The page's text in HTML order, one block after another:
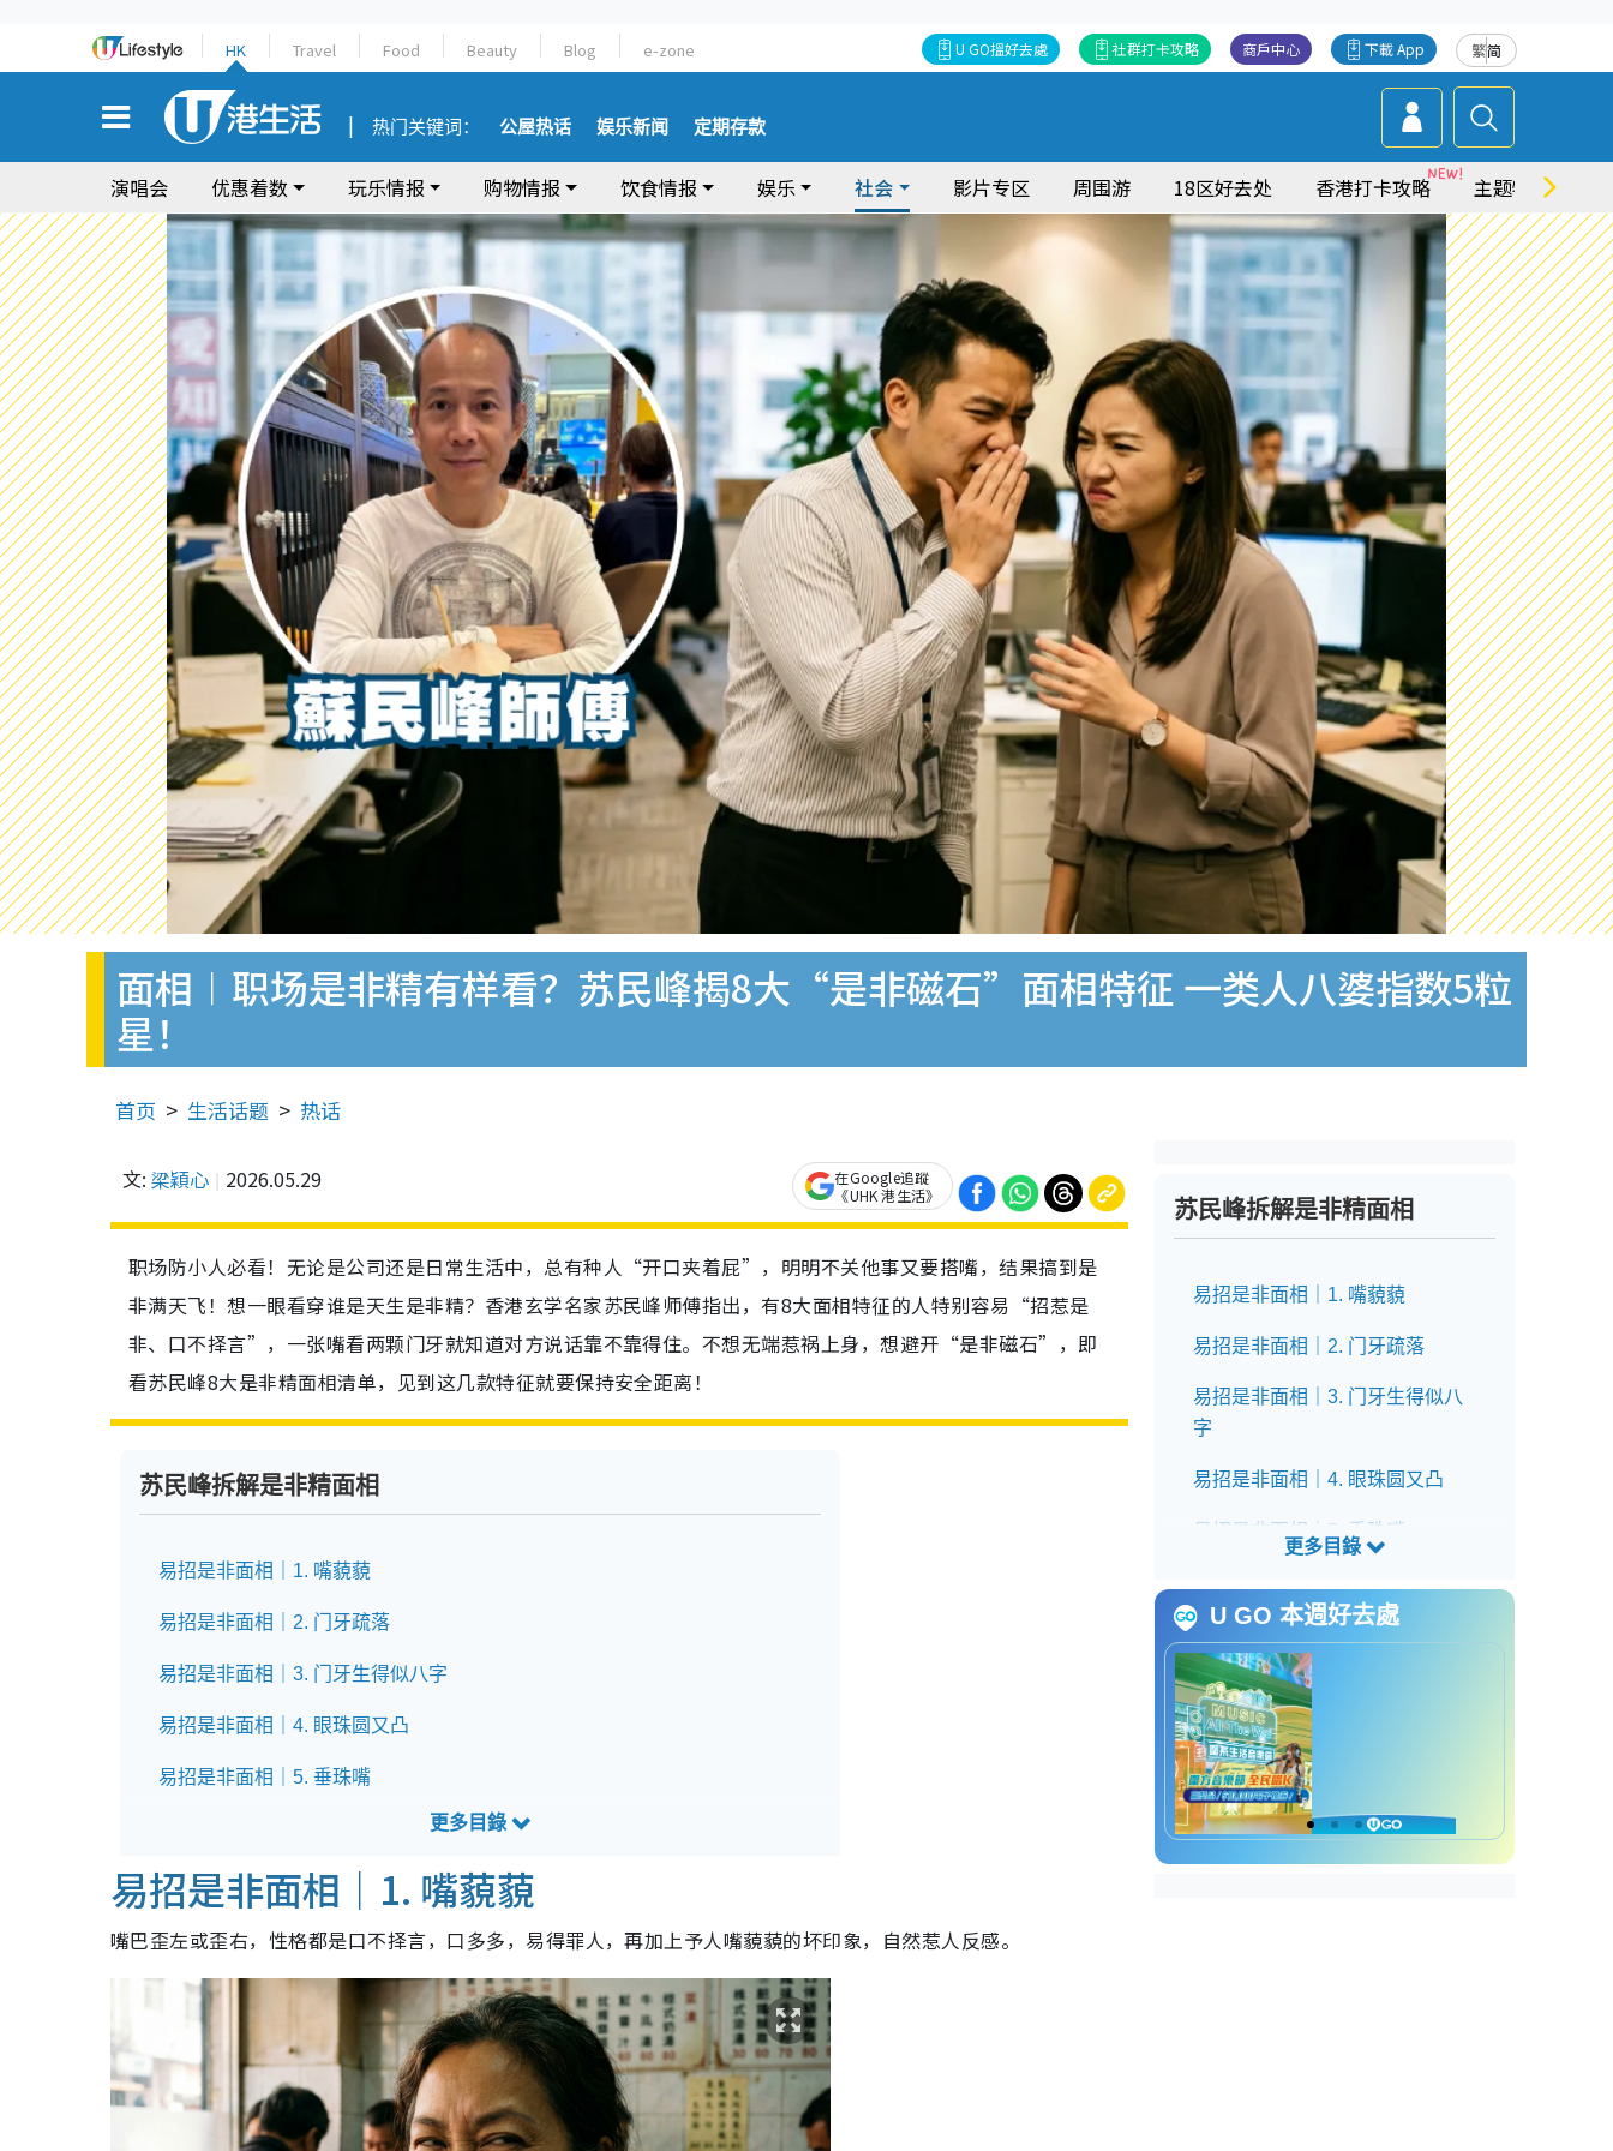
HK Travel Food Beauty Blog e-zone 繁简
下載 App
商戶中心
社群打卡攻略
U GO搵好去處
热门关键词： 公屋热话 娱乐新闻 定期存款
演唱会 优惠着数 玩乐情报 购物情报 饮食情报 娱乐 社会 影片专区 周围游 18区好去处 香港打卡攻略 主题特集
面相︱职场是非精有样看？苏民峰揭8大“是非磁石”面相特征 一类人八婆指数5粒
星！
首页 生活话题 热话
文: 梁穎心 2026.05.29
在Google追蹤
《UHK 港生活》
职场防小人必看！无论是公司还是日常生活中，总有种人“开口夹着屁”，明明不关他事又要搭嘴，结果搞到是
非满天飞！想一眼看穿谁是天生是非精？香港玄学名家苏民峰师傅指出，有8大面相特征的人特别容易“招惹是
非、口不择言”，一张嘴看两颗门牙就知道对方说话靠不靠得住。不想无端惹祸上身，想避开“是非磁石”，即
看苏民峰8大是非精面相清单，见到这几款特征就要保持安全距离！
苏民峰拆解是非精面相
易招是非面相｜1. 嘴藐藐
易招是非面相｜2. 门牙疏落
易招是非面相｜3. 门牙生得似八字
易招是非面相｜4. 眼珠圆又凸
易招是非面相｜5. 垂珠嘴
易招是非面相｜7. 吹火嘴型
易招是非面相｜8. 倒夹牙
易招是非面相｜1. 嘴藐藐
嘴巴歪左或歪右，性格都是口不择言，口多多，易得罪人，再加上予人嘴藐藐的坏印象，自然惹人反感。
苏民峰拆解是非精面相
易招是非面相｜1. 嘴藐藐
易招是非面相｜2. 门牙疏落
易招是非面相｜3. 门牙生得似八
字
易招是非面相｜4. 眼珠圆又凸
易招是非面相｜5. 垂珠嘴
易招是非面相｜8. 倒夹牙
U GO 本週好去處